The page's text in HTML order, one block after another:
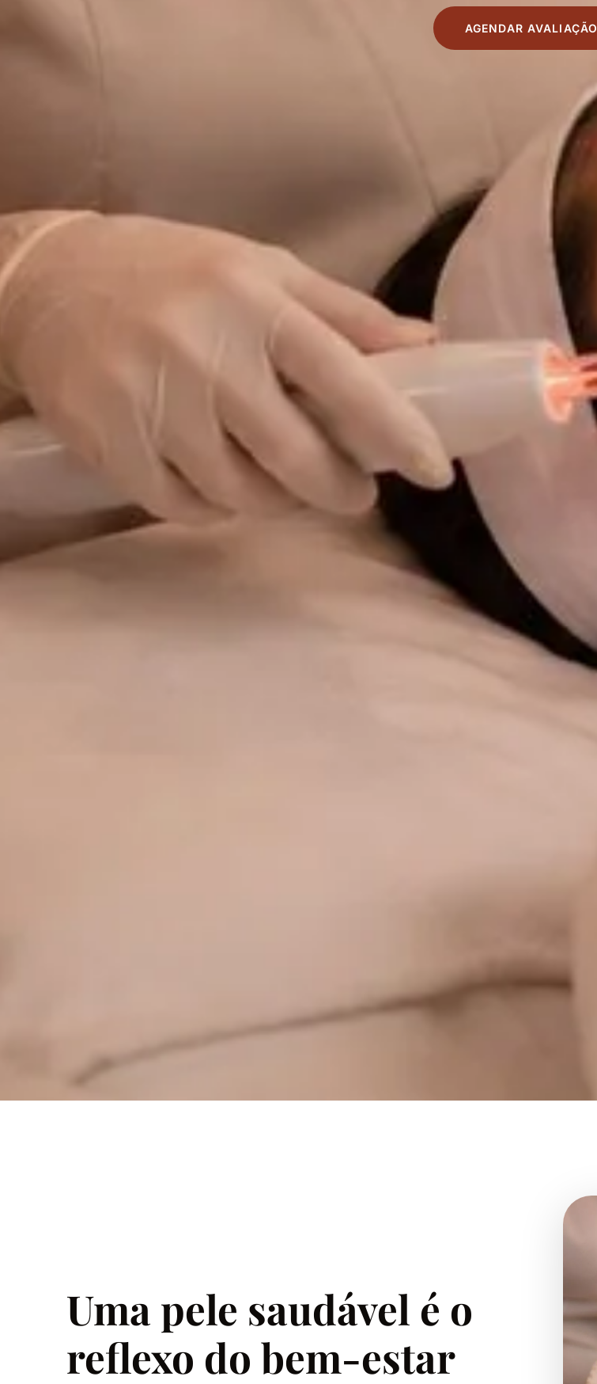
AGENDAR AVALIAÇÃO
Uma pele saudável é o
reflexo do bem-estar